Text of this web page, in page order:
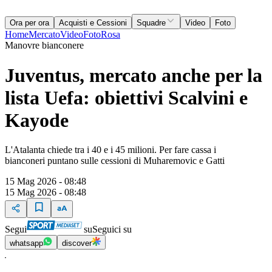
Ora per ora Acquisti e Cessioni Squadre Video Foto
HomeMercatoVideoFotoRosa
Manovre bianconere
Juventus, mercato anche per la
lista Uefa: obiettivi Scalvini e
Kayode
L'Atalanta chiede tra i 40 e i 45 milioni. Per fare cassa i
bianconeri puntano sulle cessioni di Muharemovic e Gatti
15 Mag 2026 - 08:48
15 Mag 2026 - 08:48
Segui suSeguici su
whatsapp discover